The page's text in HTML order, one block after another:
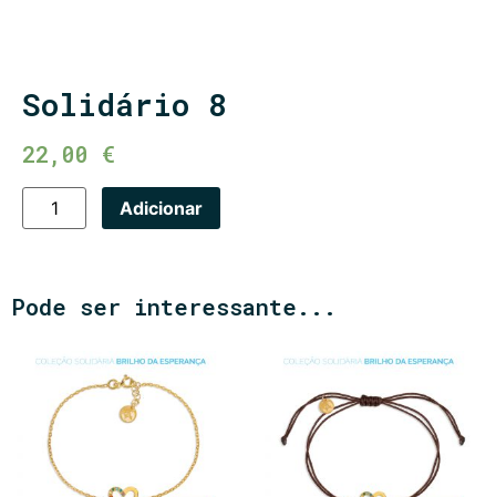
Solidário 8
22,00 €
Adicionar
Pode ser interessante...